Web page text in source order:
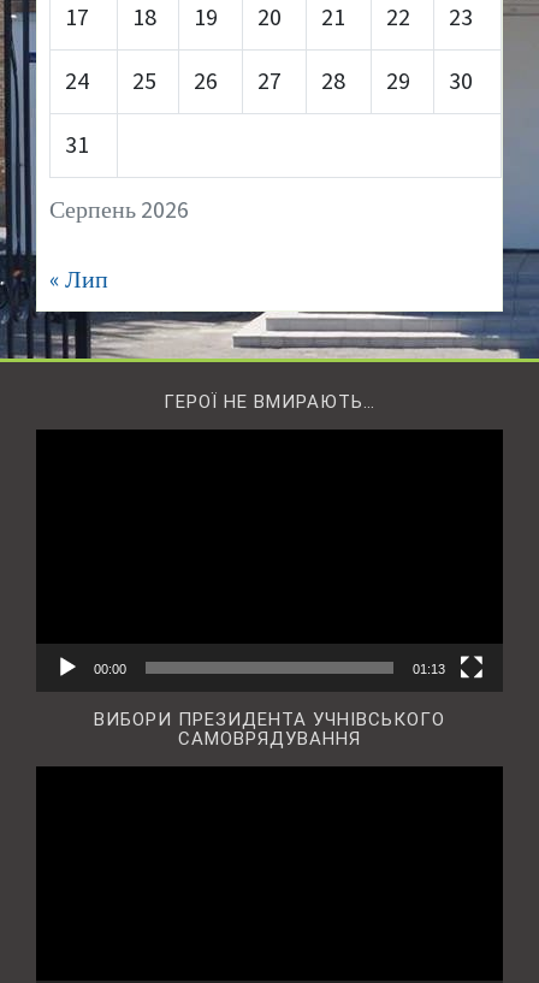
Серпень 2026
17 18 19 20 21 22 23
24 25 26 27 28 29 30
31
« Лип
ГЕРОЇ НЕ ВМИРАЮТЬ…
00:00 01:13
ВИБОРИ ПРЕЗИДЕНТА УЧНІВСЬКОГО
САМОВРЯДУВАННЯ